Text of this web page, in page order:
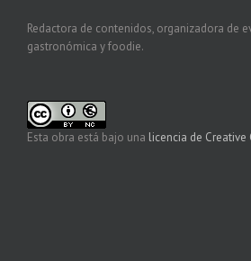
Redactora de contenidos, organizadora de
gastronómica y foodie.
Esta obra está bajo una licencia de Creative